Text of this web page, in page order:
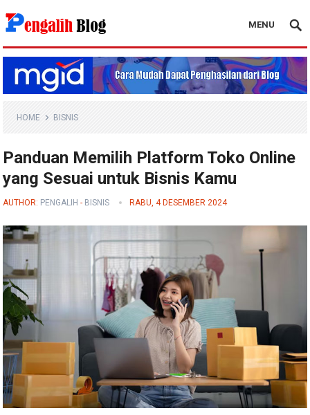
Pengalih Blog
MENU
HOME BISNIS
Panduan Memilih Platform Toko Online
yang Sesuai untuk Bisnis Kamu
AUTHOR: PENGALIH - BISNIS RABU, 4 DESEMBER 2024